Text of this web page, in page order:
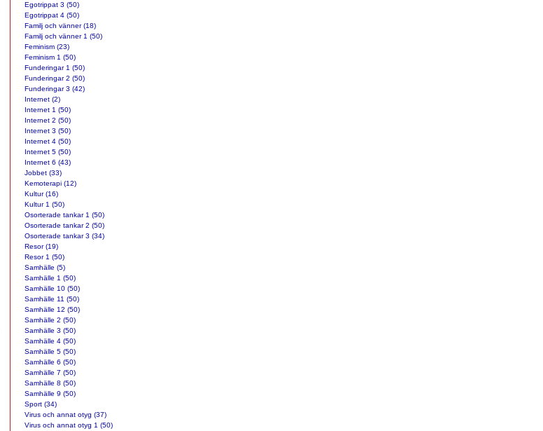
Egotrippat 3 (50)
Egotrippat 4 (50)
Familj och vänner (18)
Familj och vänner 1 (50)
Feminism (23)
Feminism 1 (50)
Funderingar 1 (50)
Funderingar 2 (50)
Funderingar 3 (42)
Internet (2)
Internet 1 (50)
Internet 2 (50)
Internet 3 (50)
Internet 4 (50)
Internet 5 (50)
Internet 6 (43)
Jobbet (33)
Kemoterapi (12)
Kultur (16)
Kultur 1 (50)
Osorterade tankar 1 (50)
Osorterade tankar 2 (50)
Osorterade tankar 3 (34)
Resor (19)
Resor 1 (50)
Samhälle (5)
Samhälle 1 (50)
Samhälle 10 (50)
Samhälle 11 (50)
Samhälle 12 (50)
Samhälle 2 (50)
Samhälle 3 (50)
Samhälle 4 (50)
Samhälle 5 (50)
Samhälle 6 (50)
Samhälle 7 (50)
Samhälle 8 (50)
Samhälle 9 (50)
Sport (34)
Virus och annat otyg (37)
Virus och annat otyg 1 (50)